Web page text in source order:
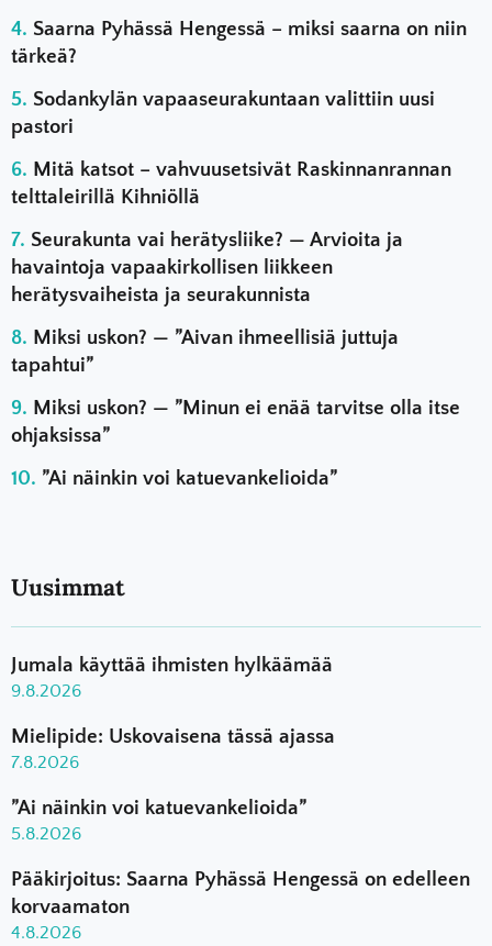
Saarna Pyhässä Hengessä – miksi saarna on niin
tärkeä?
Sodankylän vapaaseurakuntaan valittiin uusi
pastori
Mitä katsot – vahvuusetsivät Raskinnanrannan
telttaleirillä Kihniöllä
Seurakunta vai herätysliike? — Arvioita ja
havaintoja vapaakirkollisen liikkeen
herätysvaiheista ja seurakunnista
Miksi uskon? — ”Aivan ihmeellisiä juttuja
tapahtui”
Miksi uskon? — ”Minun ei enää tarvitse olla itse
ohjaksissa”
”Ai näinkin voi katuevankelioida”
Uusimmat
Jumala käyttää ihmisten hylkäämää
9.8.2026
Mielipide: Uskovaisena tässä ajassa
7.8.2026
”Ai näinkin voi katuevankelioida”
5.8.2026
Pääkirjoitus: Saarna Pyhässä Hengessä on edelleen
korvaamaton
4.8.2026